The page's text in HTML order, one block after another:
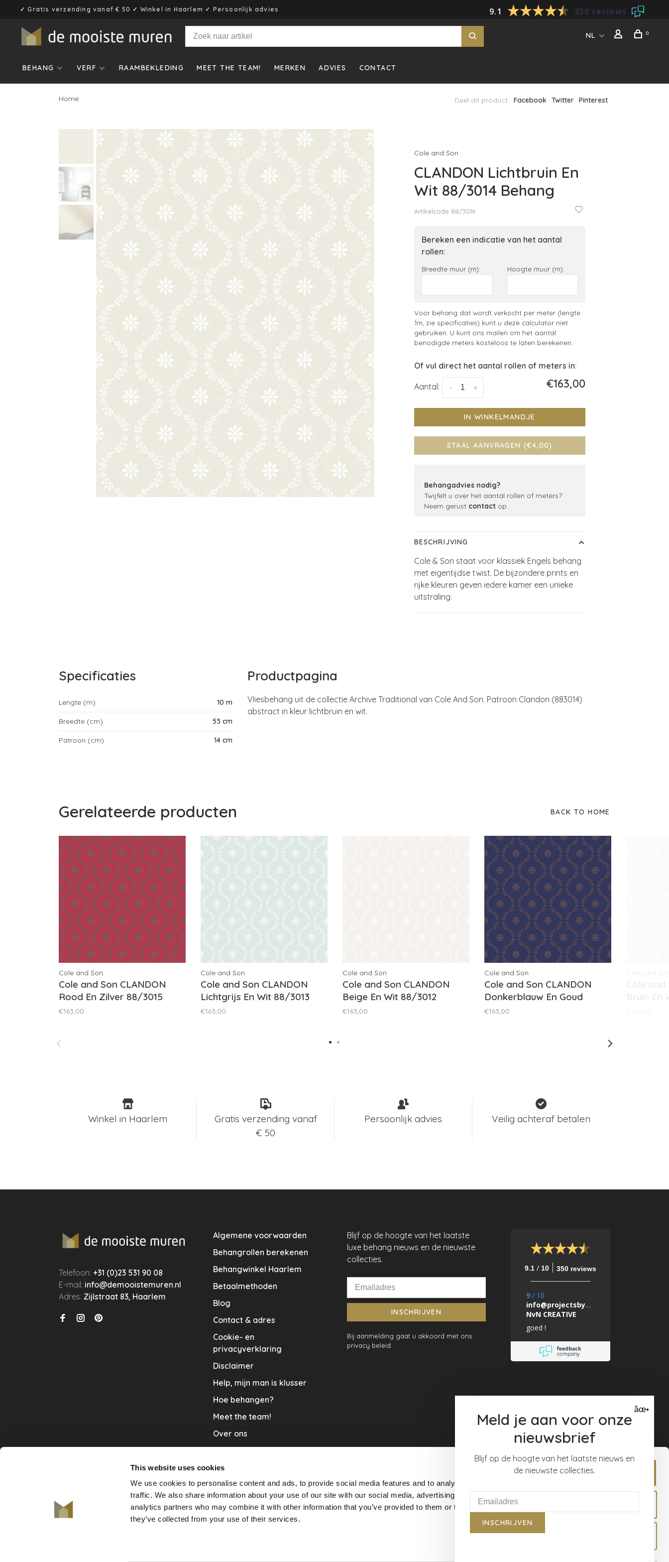
This website uses cookies
We use cookies to personalise content and ads, to provide social media features and to analyse our
traffic. We also share information about your use of our site with our social media, advertising and
analytics partners who may combine it with other information that you’ve provided to them or that
they’ve collected from your use of their services.
Allow all
9.1 350 reviews
✓ Gratis verzending vanaf € 50 ✓ Winkel in Haarlem ✓ Persoonlijk advies
NL 0
BEHANG VERF RAAMBEKLEDING MEET THE TEAM! MERKEN ADVIES CONTACT
Home Deel dit product: Facebook Twitter Pinterest
Cole and Son
CLANDON Lichtbruin En
Wit 88/3014 Behang
Artikelcode 88/3014
Bereken een indicatie van het aantal
rollen:
Breedte muur (m): Hoogte muur (m):
Voor behang dat wordt verkocht per meter (lengte
1m, zie specificaties) kunt u deze calculator niet
gebruiken. U kunt ons mailen om het aantal
benodigde meters kosteloos te laten berekenen.
Of vul direct het aantal rollen of meters in:
Aantal: +
- €163,00
IN WINKELMANDJE
STAAL AANVRAGEN (€4,00)
Behangadvies nodig?
Twijfelt u over het aantal rollen of meters?
Neem gerust contactop.
BESCHRIJVING
Cole & Son staat voor klassiek Engels behang
met eigentijdse twist. De bijzondere prints en
rijke kleuren geven iedere kamer een unieke
uitstraling.
Specificaties
Lengte (m) 10 m
Breedte (cm) 53 cm
Patroon (cm) 14 cm
Productpagina
Vliesbehang uit de collectie Archive Traditional van Cole And Son. Patroon Clandon (883014)
abstract in kleur lichtbruin en wit.
Gerelateerde producten BACK TO HOME
Cole and Son
Cole and Son CLANDON
Rood En Zilver 88/3015
€163,00
Cole and Son
Cole and Son CLANDON
Lichtgrijs En Wit 88/3013
€163,00
Cole and Son
Cole and Son CLANDON
Beige En Wit 88/3012
€163,00
Cole and Son
Cole and Son CLANDON
Donkerblauw En Goud
88/3011
€163,00
Winkel in Haarlem
Gratis verzending vanaf
€ 50
Persoonlijk advies Veilig achteraf betalen
Telefoon:+31 (0)23 531 90 08
E-mail: info@demooistemuren.nl
Adres:Zijlstraat 83, Haarlem
Algemene voorwaarden
Behangrollen berekenen
Behangwinkel Haarlem
Betaalmethoden
Blog
Contact & adres
Cookie- en
privacyverklaring
Disclaimer
Help, mijn man is klusser
Hoe behangen?
Meet the team!
Over ons
Traplopers en vloerkleden
Vacature
Verzending & Retour
Blijf op de hoogte van het laatste
luxe behang nieuws en de nieuwste
collecties.
INSCHRIJVEN
Bij aanmelding gaat u akkoord met ons
privacy beleid.
9.1 / 10 350 reviews
9 / 10
info@projectsbynada.nl.
NvN CREATIVE
goed !
âœ•
Meld je aan voor onze
nieuwsbrief
Blijf op de hoogte van het laatste nieuws en
de nieuwste collecties.
INSCHRIJVEN